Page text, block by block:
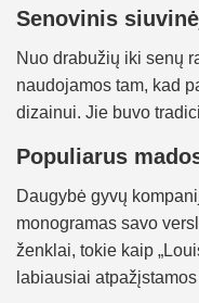
Senovinis
Nuo drabužių iki senų
naudojamos tam, kad
dizainui. Jie buvo
Populiarus
Daugybė gyvų
monogramas savo
ženklai, tokie kaip
labiausiai